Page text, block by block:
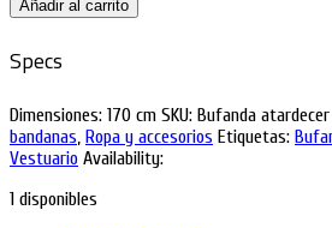
Añadir al carrito
Specs
Dimensiones: 170 cm SKU: Bufanda atardecer
bandanas, Ropa y accesorios Etiquetas:
Vestuario Availability:
1 disponibles